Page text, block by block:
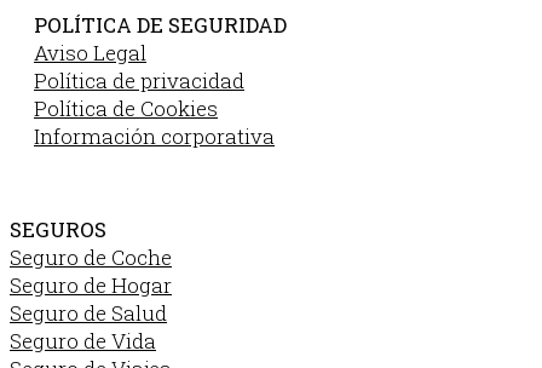
POLÍTICA DE SEGURIDAD
Aviso Legal
Política de privacidad
Política de Cookies
Información corporativa
SEGUROS
Seguro de Coche
Seguro de Hogar
Seguro de Salud
Seguro de Vida